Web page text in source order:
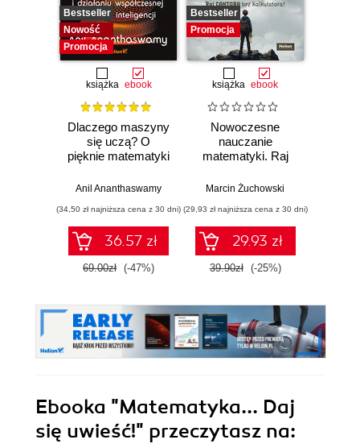
Bestseller
Nowość
Promocja
książka ebook
Dlaczego maszyny
się uczą? O
pięknie matematyki
współczesnej
inteligencji
Anil Ananthaswamy
(34,50 zł najniższa cena z 30 dni)
36.57 zł
69.00zł (-47%)
Bestseller
Promocja
książka ebook
Nowoczesne
nauczanie
matematyki. Raj
kalkulatora?
Marcin Żuchowski
(29,93 zł najniższa cena z 30 dni)
29.93 zł
39.90zł (-25%)
Ebooka "Matematyka... Daj
się uwieść!" przeczytasz na: